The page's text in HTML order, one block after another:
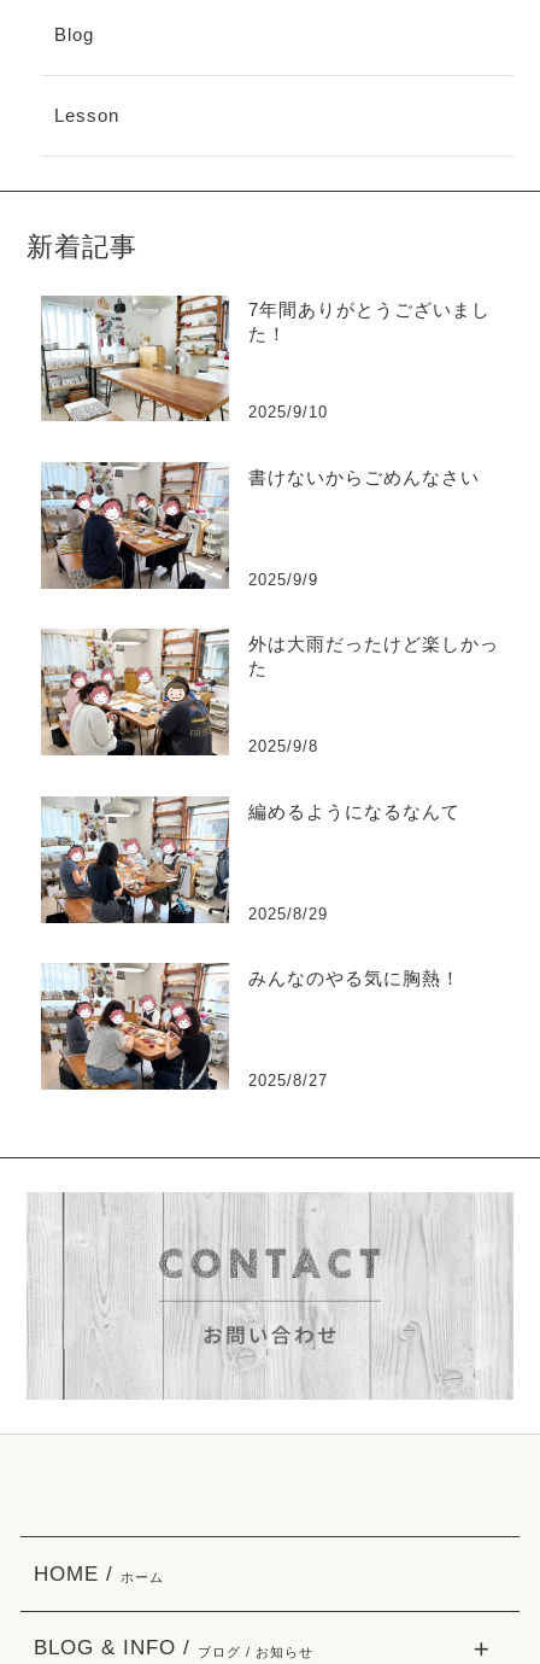
Blog
Lesson
新着記事
7年間ありがとうございまし
た！
2025/9/10
書けないからごめんなさい
2025/9/9
外は大雨だったけど楽しかっ
た
2025/9/8
編めるようになるなんて
2025/8/29
みんなのやる気に胸熱！
2025/8/27
HOME / ホーム
BLOG & INFO / ブログ / お知らせ